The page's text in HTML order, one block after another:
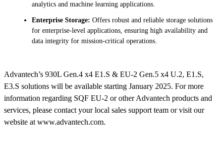
analytics and machine learning applications.
Enterprise Storage: Offers robust and reliable storage solutions
for enterprise-level applications, ensuring high availability and
data integrity for mission-critical operations.
Advantech’s 930L Gen.4 x4 E1.S & EU-2 Gen.5 x4 U.2, E1.S,
E3.S solutions will be available starting January 2025. For more
information regarding SQF EU-2 or other Advantech products and
services, please contact your local sales support team or visit our
website at www.advantech.com.